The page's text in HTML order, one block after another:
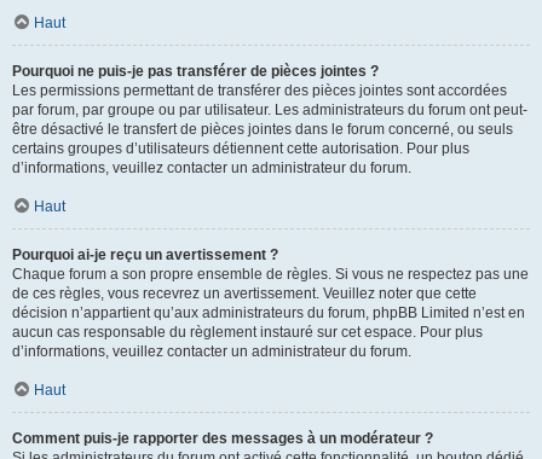
Haut
Pourquoi ne puis-je pas transférer de pièces jointes ?
Les permissions permettant de transférer des pièces jointes sont accordées
par forum, par groupe ou par utilisateur. Les administrateurs du forum ont peut-
être désactivé le transfert de pièces jointes dans le forum concerné, ou seuls
certains groupes d’utilisateurs détiennent cette autorisation. Pour plus
d’informations, veuillez contacter un administrateur du forum.
Haut
Pourquoi ai-je reçu un avertissement ?
Chaque forum a son propre ensemble de règles. Si vous ne respectez pas une
de ces règles, vous recevrez un avertissement. Veuillez noter que cette
décision n’appartient qu’aux administrateurs du forum, phpBB Limited n’est en
aucun cas responsable du règlement instauré sur cet espace. Pour plus
d’informations, veuillez contacter un administrateur du forum.
Haut
Comment puis-je rapporter des messages à un modérateur ?